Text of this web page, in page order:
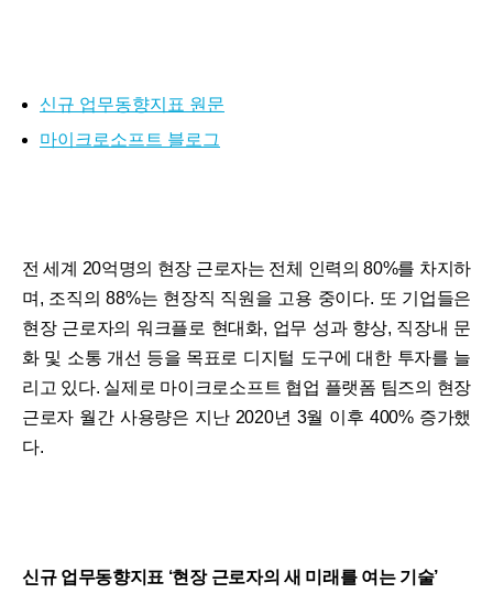
신규 업무동향지표 원문
마이크로소프트 블로그
전 세계 20억명의 현장 근로자는 전체 인력의 80%를 차지하
며, 조직의 88%는 현장직 직원을 고용 중이다. 또 기업들은
현장 근로자의 워크플로 현대화, 업무 성과 향상, 직장내 문
화 및 소통 개선 등을 목표로 디지털 도구에 대한 투자를 늘
리고 있다. 실제로 마이크로소프트 협업 플랫폼 팀즈의 현장
근로자 월간 사용량은 지난 2020년 3월 이후 400% 증가했
다.
신규 업무동향지표 ‘현장 근로자의 새 미래를 여는 기술’